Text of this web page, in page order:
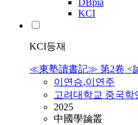
DBpia
KCI
KCI등재
≪東塾讀書記≫ 第2卷 <
이연승,이연주
고려대학교 중국학
2025
中國學論叢